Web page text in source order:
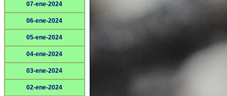
07-ene-2024
06-ene-2024
05-ene-2024
04-ene-2024
03-ene-2024
02-ene-2024